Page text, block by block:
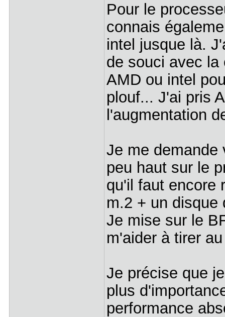
Pour le
connais
intel jusque là.
de souci avec la
AMD ou intel
plouf... J'ai pris
l'augmentation
Je me demande
peu haut sur le
qu'il faut encore
m.2 + un
Je mise sur le
m'aider à tirer
Je précise que
plus
performance